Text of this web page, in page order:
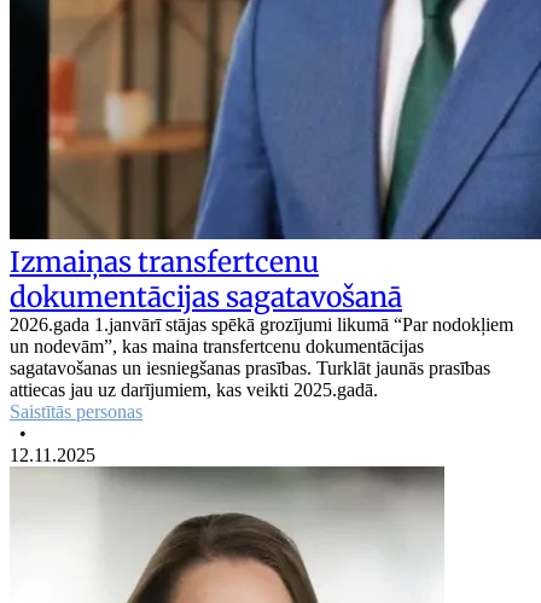
Izmaiņas transfertcenu
dokumentācijas sagatavošanā
2026.gada 1.janvārī stājas spēkā grozījumi likumā “Par nodokļiem
un nodevām”, kas maina transfertcenu dokumentācijas
sagatavošanas un iesniegšanas prasības. Turklāt jaunās prasības
attiecas jau uz darījumiem, kas veikti 2025.gadā.
Saistītās personas
•
12.11.2025